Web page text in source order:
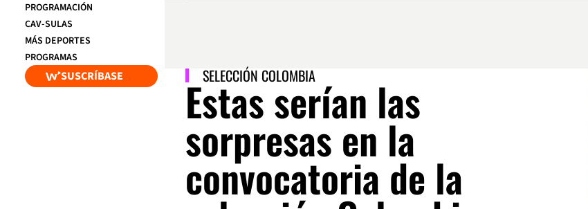
PROGRAMACIÓN
CAV-SULAS
MÁS DEPORTES
PROGRAMAS
SUSCRÍBASE SELECCIÓN COLOMBIA
Estas serían las
sorpresas en la
convocatoria de la